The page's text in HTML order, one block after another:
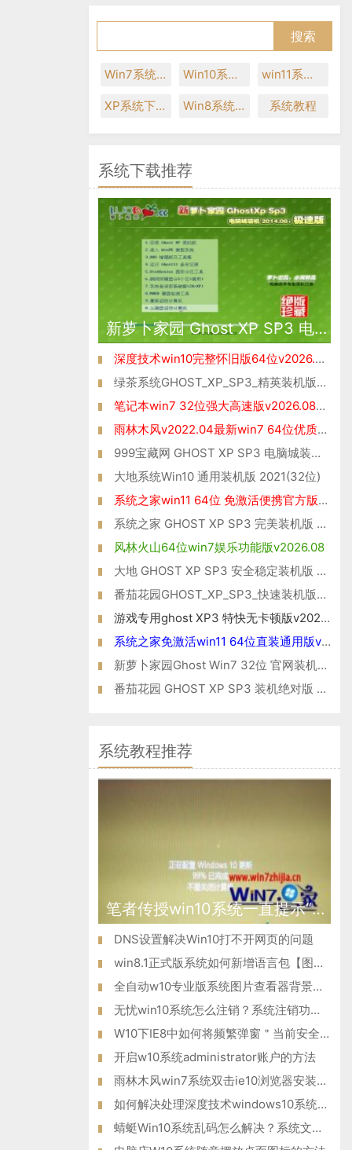
Win7系统下载 Win10系统下载 win11系统下载
XP系统下载 Win8系统下载 系统教程
系统下载推荐
新萝卜家园 Ghost XP SP3 电脑城极速装机版 2014.08+
深度技术win10完整怀旧版64位v2026.08免激活
绿茶系统GHOST_XP_SP3_精英装机版_V2016.07
笔记本win7 32位强大高速版v2026.08免激活
雨林木风v2022.04最新win7 64位优质专业版
999宝藏网 GHOST XP SP3 电脑城装机版 V2015.06
大地系统Win10 通用装机版 2021(32位)
系统之家win11 64位 免激活便携官方版v2021.11
系统之家 GHOST XP SP3 完美装机版 V2015.01
风林火山64位win7娱乐功能版v2026.08
大地 GHOST XP SP3 安全稳定装机版 V2015.09
番茄花园GHOST_XP_SP3_快速装机版_V2016.07
游戏专用ghost XP3 特快无卡顿版v2026.08
系统之家免激活win11 64位直装通用版v2022.03
新萝卜家园Ghost Win7 32位 官网装机版 2021
番茄花园 GHOST XP SP3 装机绝对版 V2016.03
系统教程推荐
笔者传授win10系统一直提示“正在配置windows更新”的问题?
DNS设置解决Win10打不开网页的问题
win8.1正式版系统如何新增语言包【图文教程】
全自动w10专业版系统图片查看器背景变黄怎么办？
无忧win10系统怎么注销？系统注销功能在哪里？
W10下IE8中如何将频繁弹窗＂当前安全设置...＂禁止掉
开启w10系统administrator账户的方法
雨林木风win7系统双击ie10浏览器安装程序无法启动怎么办？
如何解决处理深度技术windows10系统弹出无法验证发行者问题
蜻蜓Win10系统乱码怎么解决？系统文字乱码的修复方法！